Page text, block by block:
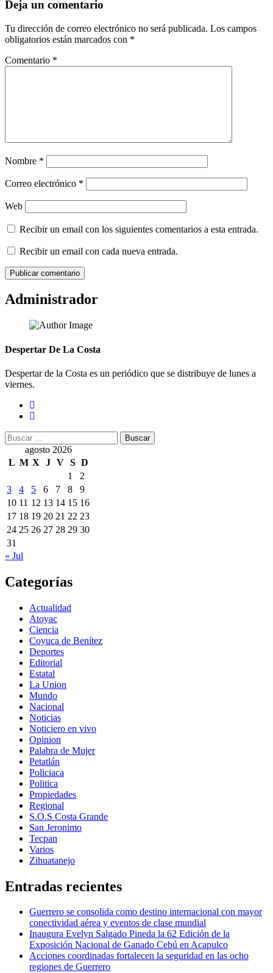
Deja un comentario
Tu dirección de correo electrónico no será publicada. Los campos
obligatorios están marcados con *
Comentario *
Nombre *
Correo electrónico *
Web
Recibir un email con los siguientes comentarios a esta entrada.
Recibir un email con cada nueva entrada.
Administrador
Despertar De La Costa
Despertar de la Costa es un periódico que se distribuye de lunes a
viernes.
Buscar:
agosto 2026
L M X J V S D
1
2
3
4 5 6 7 8
9
10 11 12 13 14 15 16
17 18 19 20 21 22 23
24 25 26 27 28 29 30
31
« Jul
Categorías
Actualidad
Atoyac
Ciencia
Coyuca de Benítez
Deportes
Editorial
Estatal
La Union
Mundo
Nacional
Noticias
Noticiero en vivo
Opinion
Palabra de Mujer
Petatlán
Policiaca
Politica
Propiedades
Regional
S.O.S Costa Grande
San Jeronimo
Tecpan
Varios
Zihuatanejo
Entradas recientes
Guerrero se consolida como destino internacional con mayor
conectividad aérea y eventos de clase mundial
Inaugura Evelyn Salgado Pineda la 62 Edición de la
Exposición Nacional de Ganado Cebú en Acapulco
Acciones coordinadas fortalecen la seguridad en las ocho
regiones de Guerrero